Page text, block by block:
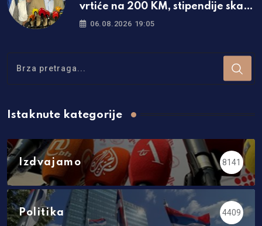
vrtiće na 200 KM, stipendije skaču
za čak 50 odsto!
06.08.2026 19:05
Istaknute kategorije
Izdvajamo 8141
Politika 4409